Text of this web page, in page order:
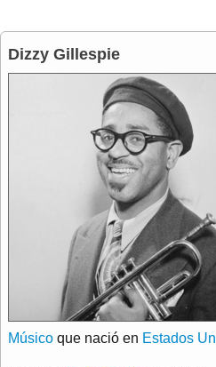
Dizzy Gillespie
Músico que nació en Estados